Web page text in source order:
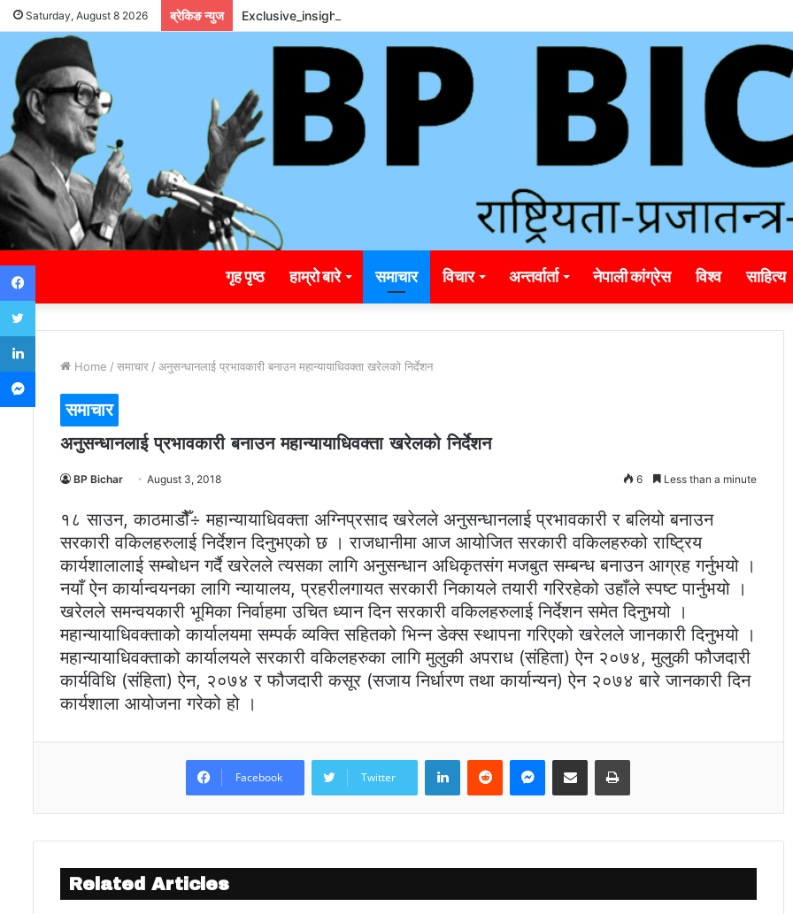
Saturday, August 8 2026 ब्रेकिङ न्युज Exclusive_insights_surrounding_rainbet_empower_informed_crypto_wagering_decision
गृह पृष्ठ हाम्रो बारे समाचार विचार अन्तर्वार्ता नेपाली कांग्रेस विश्व साहित्य
Home / समाचार / अनुसन्धानलाई प्रभावकारी बनाउन महान्यायाधिवक्ता खरेलको निर्देशन
समाचार
अनुसन्धानलाई प्रभावकारी बनाउन महान्यायाधिवक्ता खरेलको निर्देशन
BP Bichar August 3, 2018 6 Less than a minute
१८ साउन, काठमाडौैँ÷ महान्यायाधिवक्ता अग्निप्रसाद खरेलले अनुसन्धानलाई प्रभावकारी र बलियो बनाउन
सरकारी वकिलहरुलाई निर्देशन दिनुभएको छ । राजधानीमा आज आयोजित सरकारी वकिलहरुको राष्ट्रिय
कार्यशालालाई सम्बोधन गर्दै खरेलले त्यसका लागि अनुसन्धान अधिकृतसंग मजबुत सम्बन्ध बनाउन आग्रह गर्नुभयो ।
नयाँ ऐन कार्यान्वयनका लागि न्यायालय, प्रहरीलगायत सरकारी निकायले तयारी गरिरहेको उहाँले स्पष्ट पार्नुभयो ।
खरेलले समन्वयकारी भूमिका निर्वाहमा उचित ध्यान दिन सरकारी वकिलहरुलाई निर्देशन समेत दिनुभयो ।
महान्यायाधिवक्ताको कार्यालयमा सम्पर्क व्यक्ति सहितको भिन्न डेक्स स्थापना गरिएको खरेलले जानकारी दिनुभयो ।
महान्यायाधिवक्ताको कार्यालयले सरकारी वकिलहरुका लागि मुलुकी अपराध (संहिता) ऐन २०७४, मुलुकी फौजदारी
कार्यविधि (संहिता) ऐन, २०७४ र फौजदारी कसूर (सजाय निर्धारण तथा कार्यान्यन) ऐन २०७४ बारे जानकारी दिन
कार्यशाला आयोजना गरेको हो ।
Facebook Twitter
LinkedInReddit Messenger
Share via Email Print
Related Articles
Facebook
Twitter
LinkedIn
Messenger